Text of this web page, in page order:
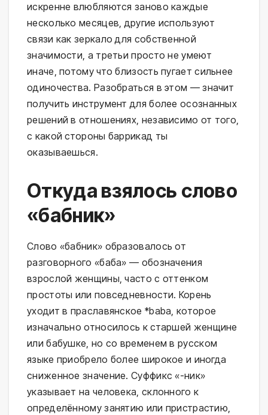
искренне влюбляются заново каждые
несколько месяцев, другие используют
связи как зеркало для собственной
значимости, а третьи просто не умеют
иначе, потому что близость пугает сильнее
одиночества. Разобраться в этом — значит
получить инструмент для более осознанных
решений в отношениях, независимо от того,
с какой стороны баррикад ты
оказываешься.
Откуда взялось слово
«бабник»
Слово «бабник» образовалось от
разговорного «баба» — обозначения
взрослой женщины, часто с оттенком
простоты или повседневности. Корень
уходит в праславянское *baba, которое
изначально относилось к старшей женщине
или бабушке, но со временем в русском
языке приобрело более широкое и иногда
сниженное значение. Суффикс «-ник»
указывает на человека, склонного к
определённому занятию или пристрастию,